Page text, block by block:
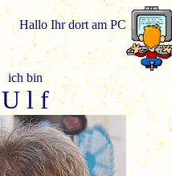
Hallo Ihr dort am PC
ich bin
U l f